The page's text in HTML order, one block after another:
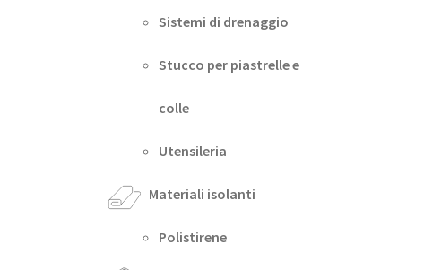
Sistemi di drenaggio
Stucco per piastrelle e
colle
Utensileria
Materiali isolanti
Polistirene